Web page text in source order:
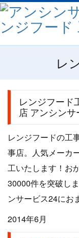
レ
レンジフード
店 アンシンサ
レンジフードの工
事店。人気メーカ
工いたします！お
30000件を突破し
ンサービス24にお
2014年6月